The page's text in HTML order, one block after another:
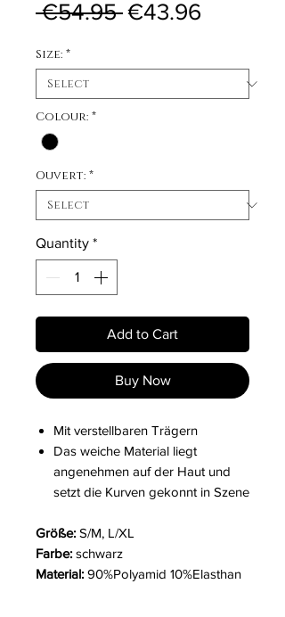
€54.95 Regular Price
€43.96
Size: *
Colour: *
Ouvert: *
Quantity *
Add to Cart
Buy Now
Mit verstellbaren Trägern
Das weiche Material liegt
angenehmen auf der Haut und
setzt die Kurven gekonnt in Szene
Größe: S/M, L/XL
Farbe: schwarz
Material: 90%Polyamid 10%Elasthan